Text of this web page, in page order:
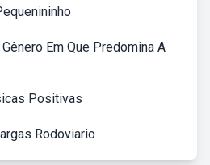
Em Que Predomina A
Positivas
Rodoviario